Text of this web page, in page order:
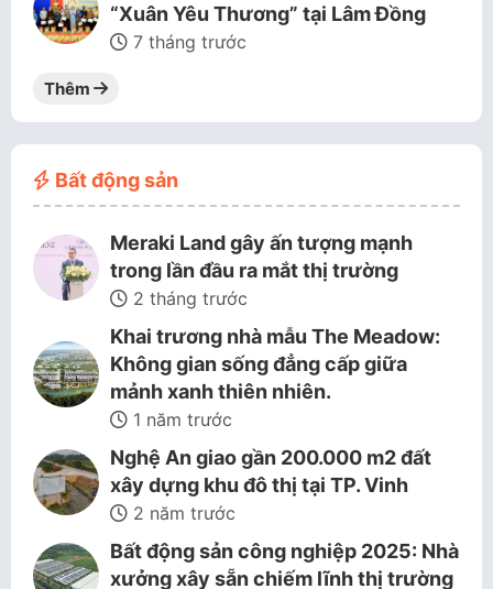
“Xuân Yêu Thương” tại Lâm Đồng
7 tháng trước
Thêm
Bất động sản
Meraki Land gây ấn tượng mạnh
trong lần đầu ra mắt thị trường
2 tháng trước
Khai trương nhà mẫu The Meadow:
Không gian sống đẳng cấp giữa
mảnh xanh thiên nhiên.
1 năm trước
Nghệ An giao gần 200.000 m2 đất
xây dựng khu đô thị tại TP. Vinh
2 năm trước
Bất động sản công nghiệp 2025: Nhà
xưởng xây sẵn chiếm lĩnh thị trường